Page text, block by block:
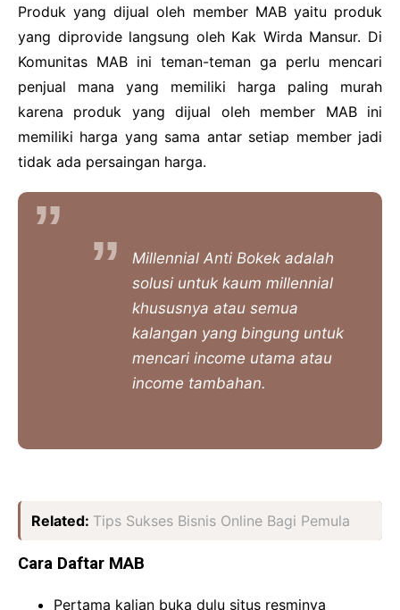
Produk yang dijual oleh member MAB yaitu produk
yang diprovide langsung oleh Kak Wirda Mansur. Di
Komunitas MAB ini teman-teman ga perlu mencari
penjual mana yang memiliki harga paling murah
karena produk yang dijual oleh member MAB ini
memiliki harga yang sama antar setiap member jadi
tidak ada persaingan harga.
Millennial Anti Bokek adalah
solusi untuk kaum millennial
khususnya atau semua
kalangan yang bingung untuk
mencari income utama atau
income tambahan.
Related: Tips Sukses Bisnis Online Bagi Pemula
Cara Daftar MAB
Pertama kalian buka dulu situs resminya